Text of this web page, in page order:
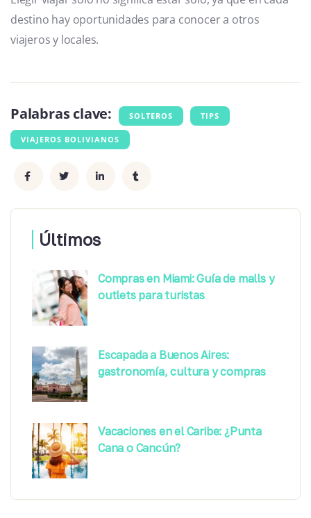
destino hay oportunidades para conocer a otros
viajeros y locales.
Palabras clave: SOLTEROS TIPS
VIAJEROS BOLIVIANOS
Últimos
Compras en Miami: Guía de malls y
outlets para turistas
Escapada a Buenos Aires:
gastronomía, cultura y compras
Vacaciones en el Caribe: ¿Punta
Cana o Cancún?